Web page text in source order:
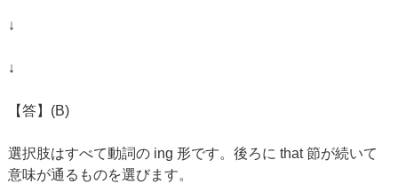
↓
↓
【答】(B)
選択肢はすべて動詞の ing 形です。後ろに that 節が続いて
意味が通るものを選びます。